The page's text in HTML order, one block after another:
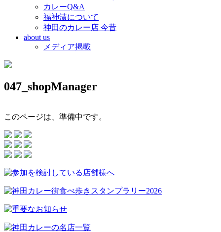
カレーQ&A
福神漬について
神田のカレー店 今昔
about us
メディア掲載
047_shopManager
このページは、準備中です。